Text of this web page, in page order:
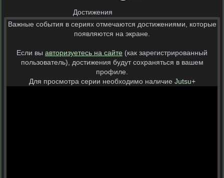
Достижения
Важные события в сериях отмечаются достижениями, которые
появляются на экране.
Если вы авторизуетесь на сайте (как зарегистрированный
пользователь), достижения будут сохраняться в вашем
профиле.
Для просмотра серии необходимо наличие Jutsu+